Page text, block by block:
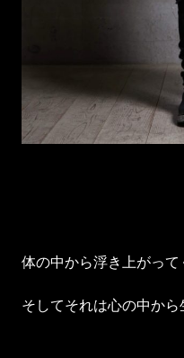
体の中から浮き上がって
そしてそれは心の中から